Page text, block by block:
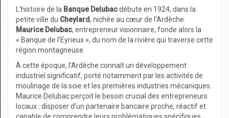
L’histoire de la Banque Delubacdébute en 1924, dans la
petite ville du Cheylard, nichée au cœur de l’Ardèche.
Maurice Delubac, entrepreneur visionnaire, fonde alors la
« Banque de l’Eyrieux », du nom de la rivière qui traverse cette
région montagneuse.
À cette époque, l’Ardèche connaît un développement
industriel significatif, porté notamment par les activités de
moulinage de la soie et les premières industries mécaniques.
Maurice Delubac perçoit le besoin crucial des entrepreneurs
locaux : disposer d’un partenaire bancaire proche, réactif et